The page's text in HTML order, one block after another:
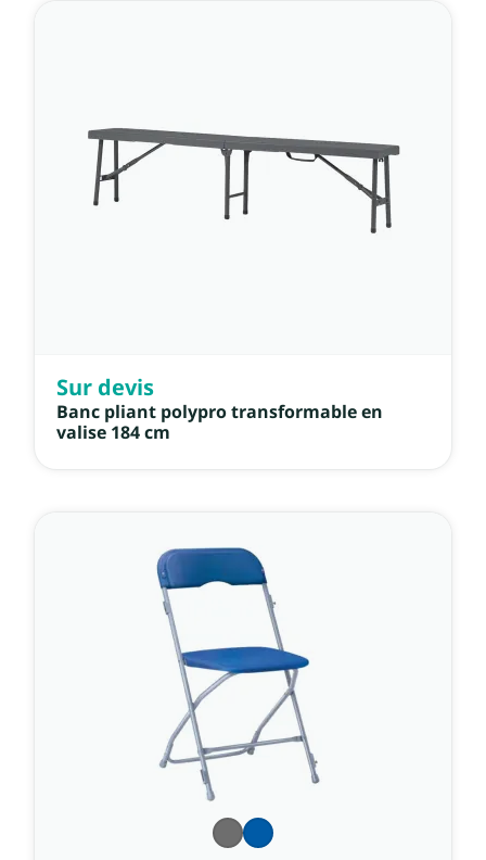
Sur devis
Banc pliant polypro transformable en
valise 184 cm